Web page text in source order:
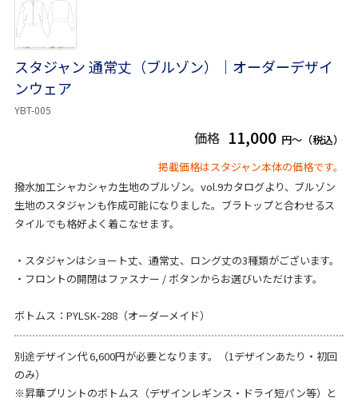
スタジャン 通常丈（ブルゾン）｜オーダーデザイ
ンウェア
YBT-005
価格 11,000 円～（税込）
掲載価格はスタジャン本体の価格です。
撥水加工シャカシャカ生地のブルゾン。vol.9カタログより、ブルゾン
生地のスタジャンも作成可能になりました。ブラトップと合わせるス
タイルでも格好よく着こなせます。
・スタジャンはショート丈、通常丈、ロング丈の3種類がございます。
・フロントの開閉はファスナー / ボタンからお選びいただけます。
ボトムス：PYLSK-288（オーダーメイド）
別途デザイン代 6,600円が必要となります。（1デザインあたり・初回
のみ）
※昇華プリントのボトムス（デザインレギンス・ドライ短パン等）と